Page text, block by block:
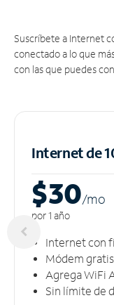
Suscríbete a Internet
conectado a lo que
con las que puedes
Internet de
$30/mo
por 1 año
Internet con
Módem gratis
Agrega WiFi
Sin límite de